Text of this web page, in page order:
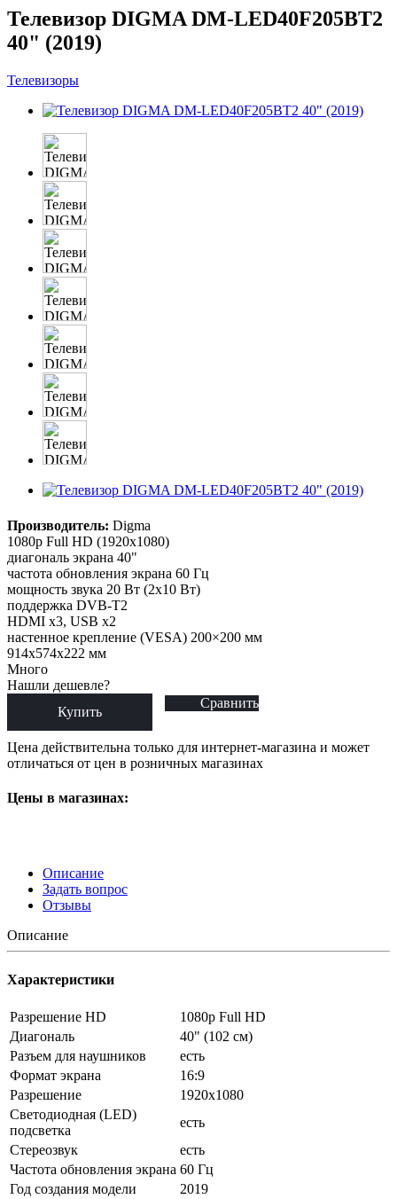
Телевизор DIGMA DM-LED40F205BT2
40" (2019)
Телевизоры
Производитель: Digma
1080p Full HD (1920x1080)
диагональ экрана 40"
частота обновления экрана 60 Гц
мощность звука 20 Вт (2х10 Вт)
поддержка DVB-T2
HDMI x3, USB x2
настенное крепление (VESA) 200×200 мм
914x574x222 мм
Много
Нашли дешевле?
Купить
Сравнить
Цена действительна только для интернет-магазина и может
отличаться от цен в розничных магазинах
Цены в магазинах:
Описание
Задать вопрос
Отзывы
Описание
Характеристики
Разрешение HD
1080p Full HD
Диагональ
40" (102 см)
Разъем для наушников
есть
Формат экрана
16:9
Разрешение
1920x1080
Светодиодная (LED)
подсветка
есть
Стереозвук
есть
Частота обновления экрана 60 Гц
Год создания модели
2019